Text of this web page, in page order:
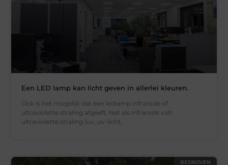
Een LED lamp kan licht geven in allerlei kleuren.
Ook is het mogelijk dat een ledlamp infrarode of
ultraviolette straling afgeeft. Net als infrarode valt
ultraviolette straling (uv, uv-licht,
BEDRIJVEN